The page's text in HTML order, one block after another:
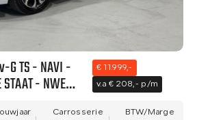
G TS - NAVI -
- NWE
€ 11.999,-
v.a € 208,- p/m
Carrosserie BTW/Marge